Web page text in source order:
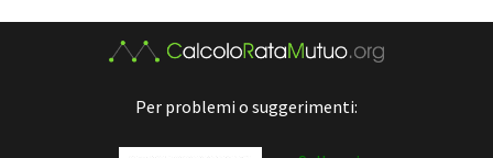
Per problemi o suggerimenti: